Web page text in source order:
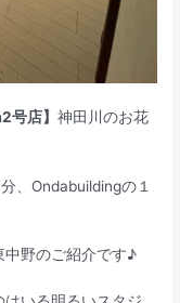
号店】神田川のお花
、Ondabuildingの１
中野のご紹介です♪